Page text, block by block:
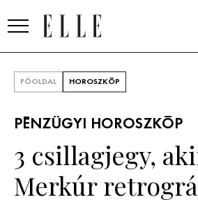
SZÉPSÉG
FŐOLDAL HOROSZKÓP
PÉNZÜGYI HOROSZKÓP
3 csillagjegy,
Merkúr